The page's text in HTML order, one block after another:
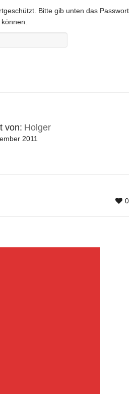
Bitte gib unten das Passwort
von: Holger
2011
0